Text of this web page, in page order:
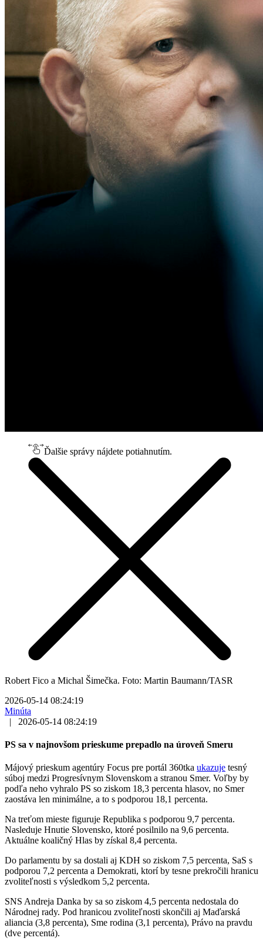
Ďalšie správy nájdete potiahnutím.
Robert Fico a Michal Šimečka. Foto: Martin Baumann/TASR
2026-05-14 08:24:19
Minúta
|
2026-05-14 08:24:19
PS sa v najnovšom prieskume prepadlo na úroveň Smeru
Májový prieskum agentúry Focus pre portál 360tka ukazuje tesný
súboj medzi Progresívnym Slovenskom a stranou Smer. Voľby by
podľa neho vyhralo PS so ziskom 18,3 percenta hlasov, no Smer
zaostáva len minimálne, a to s podporou 18,1 percenta.
Na treťom mieste figuruje Republika s podporou 9,7 percenta.
Nasleduje Hnutie Slovensko, ktoré posilnilo na 9,6 percenta.
Aktuálne koaličný Hlas by získal 8,4 percenta.
Do parlamentu by sa dostali aj KDH so ziskom 7,5 percenta, SaS s
podporou 7,2 percenta a Demokrati, ktorí by tesne prekročili hranicu
zvoliteľnosti s výsledkom 5,2 percenta.
SNS Andreja Danka by sa so ziskom 4,5 percenta nedostala do
Národnej rady. Pod hranicou zvoliteľnosti skončili aj Maďarská
aliancia (3,8 percenta), Sme rodina (3,1 percenta), Právo na pravdu
(dve percentá).